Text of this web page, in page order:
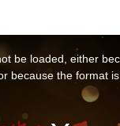
be loaded, either
because the format